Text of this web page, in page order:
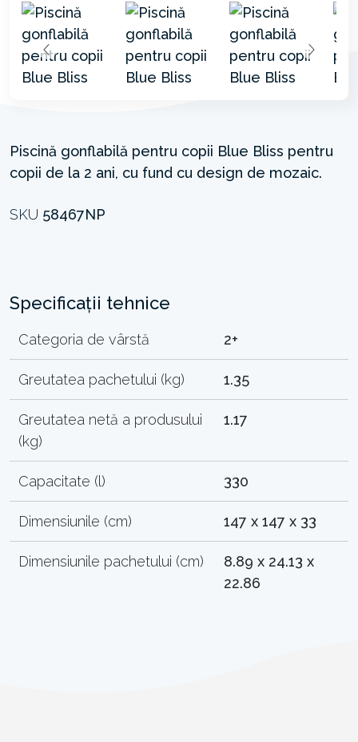
Piscină gonflabilă pentru copii Blue Bliss pentru
copii de la 2 ani, cu fund cu design de mozaic.
SKU 58467NP
Specificații tehnice
Categoria de vârstă 2+
Greutatea pachetului (kg) 1.35
Greutatea netă a produsului
(kg)
1.17
Capacitate (l) 330
Dimensiunile (cm) 147 x 147 x 33
Dimensiunile pachetului (cm)
8.89 x 24.13 x
22.86